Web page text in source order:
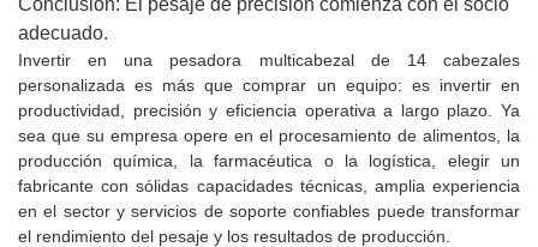
Conclusión: El pesaje de precisión comienza con el socio
adecuado.
Invertir en una pesadora multicabezal de 14 cabezales
personalizada es más que comprar un equipo: es invertir en
productividad, precisión y eficiencia operativa a largo plazo. Ya
sea que su empresa opere en el procesamiento de alimentos, la
producción química, la farmacéutica o la logística, elegir un
fabricante con sólidas capacidades técnicas, amplia experiencia
en el sector y servicios de soporte confiables puede transformar
el rendimiento del pesaje y los resultados de producción.